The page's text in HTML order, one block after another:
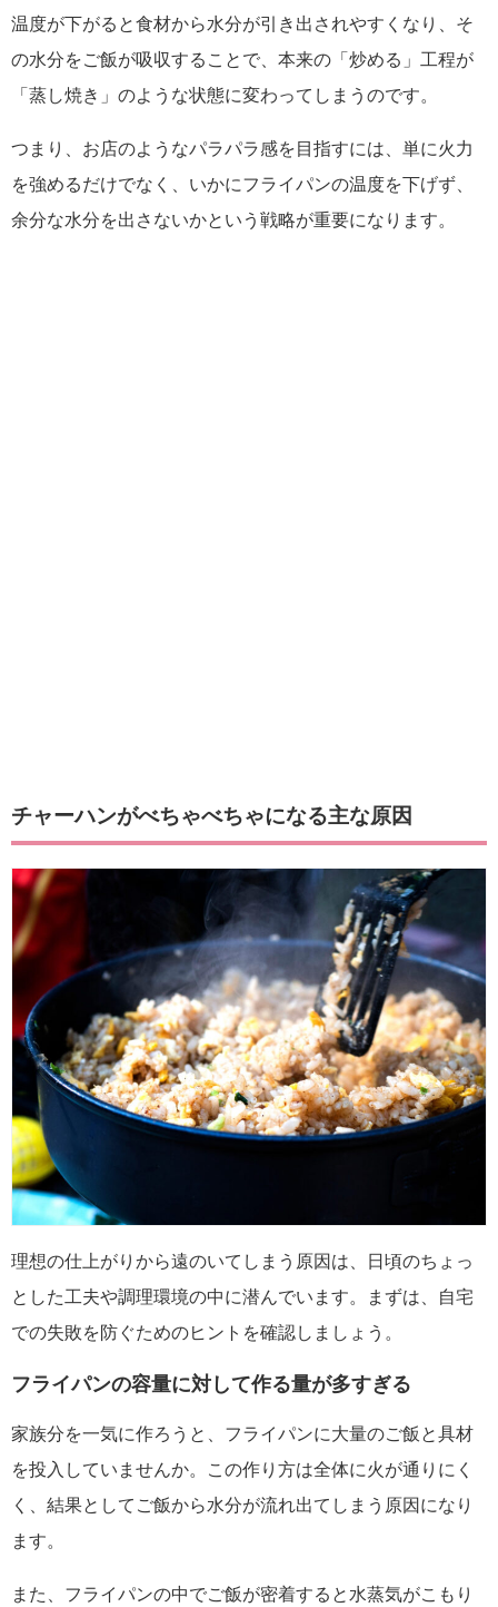
温度が下がると食材から水分が引き出されやすくなり、そ
の水分をご飯が吸収することで、本来の「炒める」工程が
「蒸し焼き」のような状態に変わってしまうのです。
つまり、お店のようなパラパラ感を目指すには、単に火力
を強めるだけでなく、いかにフライパンの温度を下げず、
余分な水分を出さないかという戦略が重要になります。
チャーハンがべちゃべちゃになる主な原因
理想の仕上がりから遠のいてしまう原因は、日頃のちょっ
とした工夫や調理環境の中に潜んでいます。まずは、自宅
での失敗を防ぐためのヒントを確認しましょう。
フライパンの容量に対して作る量が多すぎる
家族分を一気に作ろうと、フライパンに大量のご飯と具材
を投入していませんか。この作り方は全体に火が通りにく
く、結果としてご飯から水分が流れ出てしまう原因になり
ます。
また、フライパンの中でご飯が密着すると水蒸気がこもり